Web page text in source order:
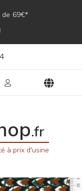
de 69€*
.fr
à prix d'usine